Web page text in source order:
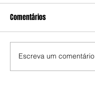
Comentários
Escreva um comentário